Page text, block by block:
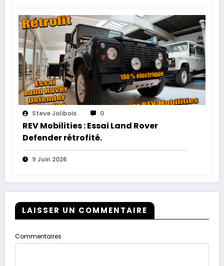
Steve Jolibois 0
REV Mobilities : Essai Land Rover
Defender rétrofité.
9 Juin 2026
LAISSER UN COMMENTAIRE
Commentaires